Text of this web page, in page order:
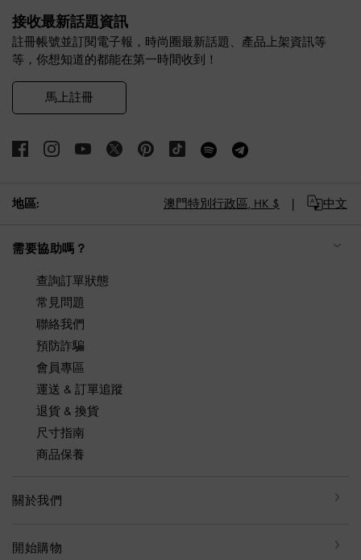
接收最新話題資訊
註冊帳號並訂閱電子報，時尚圈最新話題、產品上架資訊等
等，你想知道的都能在第一時間收到！
馬上註冊
地區: 澳門特別行政區, HK $ 中文
需要協助嗎？
查詢訂單狀態
常見問題
聯絡我們
預防詐騙
會員專區
運送 & 訂單追蹤
退貨 & 換貨
尺寸指南
商品保養
關於我們
開始購物